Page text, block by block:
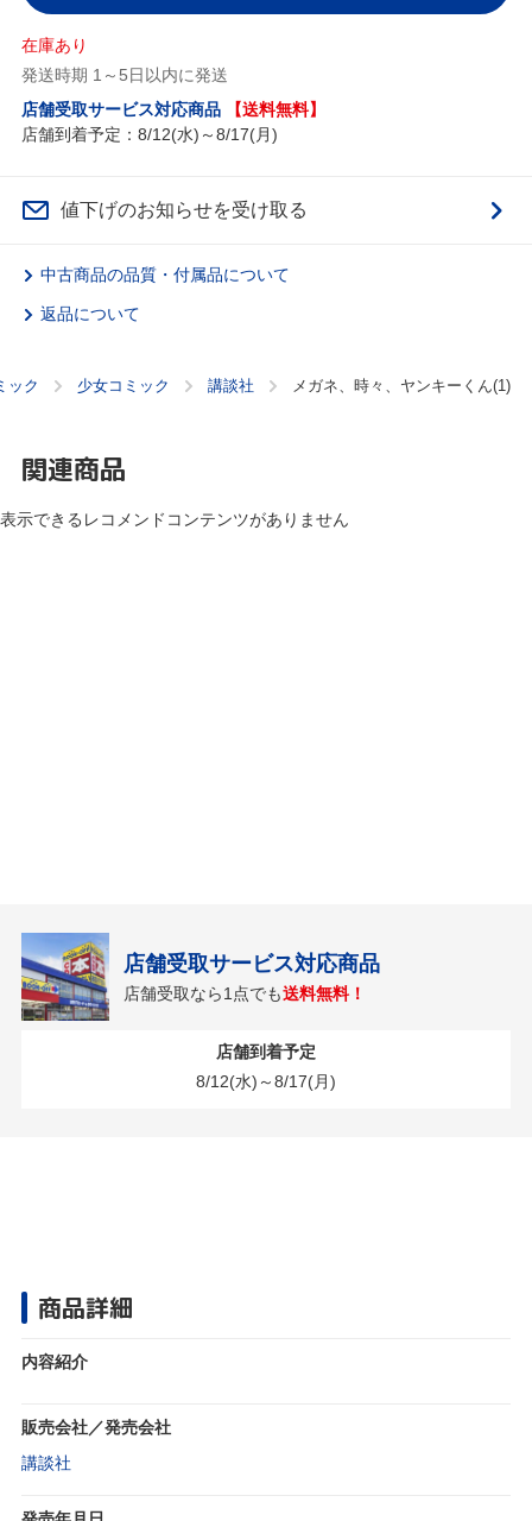
在庫あり
発送時期 1～5日以内に発送
店舗受取サービス対応商品
【送料無料】
店舗到着予定：8/12(水)～8/17(月)
値下げのお知らせを受け取る
中古商品の品質・付属品について
返品について
ック 少女コミック 講談社 メガネ、時々、ヤンキーくん(1)
関連商品
表示できるレコメンドコンテンツがありません
店舗受取サービス対応商品
店舗受取なら1点でも送料無料！
店舗到着予定
8/12(水)～8/17(月)
商品詳細
内容紹介
販売会社／発売会社
講談社